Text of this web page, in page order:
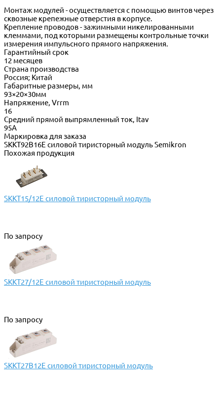
Монтаж модулей - осуществляется с помощью винтов через
сквозные крепежные отверстия в корпусе.
Крепление проводов - зажимными никелированными
клеммами, под которыми размещены контрольные точки
измерения импульсного прямого напряжения.
Гарантийный срок
12 месяцев
Страна производства
Россия; Китай
Габаритные размеры, мм
93×20×30мм
Напряжение, Vrrm
16
Средний прямой выпрямленный ток, Itav
95А
Маркировка для заказа
SKKT92B16E силовой тиристорный модуль Semikron
Похожая продукция
SKKT15/12E силовой тиристорный модуль
По запросу
SKKT27/12E силовой тиристорный модуль
По запросу
SKKT27B12E силовой тиристорный модуль